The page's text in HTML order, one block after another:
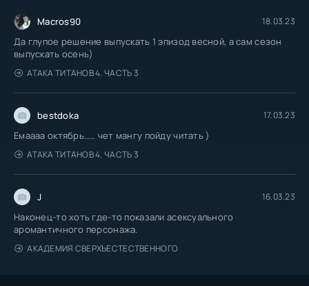
Macros90 18.03.23
Да глупое решение выпускать 1 эпизод весной, а сам сезон
выпускать осень)
АТАКА ТИТАНОВ 4. ЧАСТЬ 3
bestdoka 17.03.23
Емаааа октябрь…… чет мангу пойду читать )
АТАКА ТИТАНОВ 4. ЧАСТЬ 3
J 16.03.23
Наконец-то хоть где-то показали асексуального
аромантичного персонажа.
АКАДЕМИЯ СВЕРХЪЕСТЕСТВЕННОГО